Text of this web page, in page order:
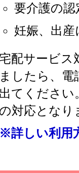
要介護の
妊娠、出
配サービス
ましたら、
出てください
の対応となり
※詳しい利用